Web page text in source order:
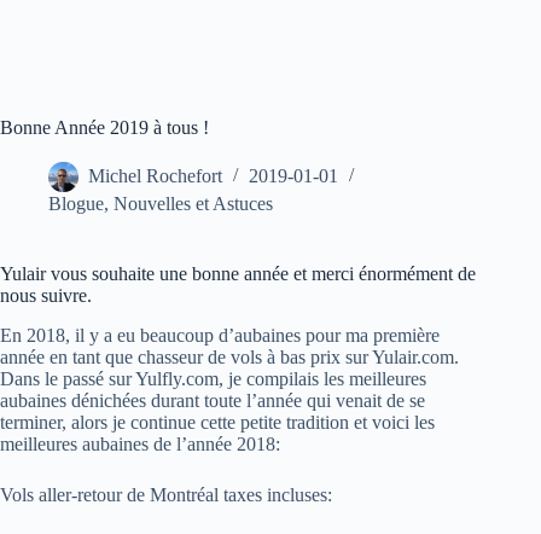
Bonne Année 2019 à tous !
Michel Rochefort
2019-01-01
Blogue, Nouvelles et Astuces
Yulair vous souhaite une bonne année et merci énormément de
nous suivre.
En 2018, il y a eu beaucoup d’aubaines pour ma première
année en tant que chasseur de vols à bas prix sur Yulair.com.
Dans le passé sur Yulfly.com, je compilais les meilleures
aubaines dénichées durant toute l’année qui venait de se
terminer, alors je continue cette petite tradition et voici les
meilleures aubaines de l’année 2018:
Vols aller-retour de Montréal taxes incluses: